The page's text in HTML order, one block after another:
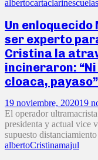
albertocartaclarinescuelas
Un enloquecido
ser experto
Cristina la
incineraron:
cloaca, payaso”
19 noviembre, 202019
El operador
presidenta y actual vice
supuesto
albertoCristinamajul